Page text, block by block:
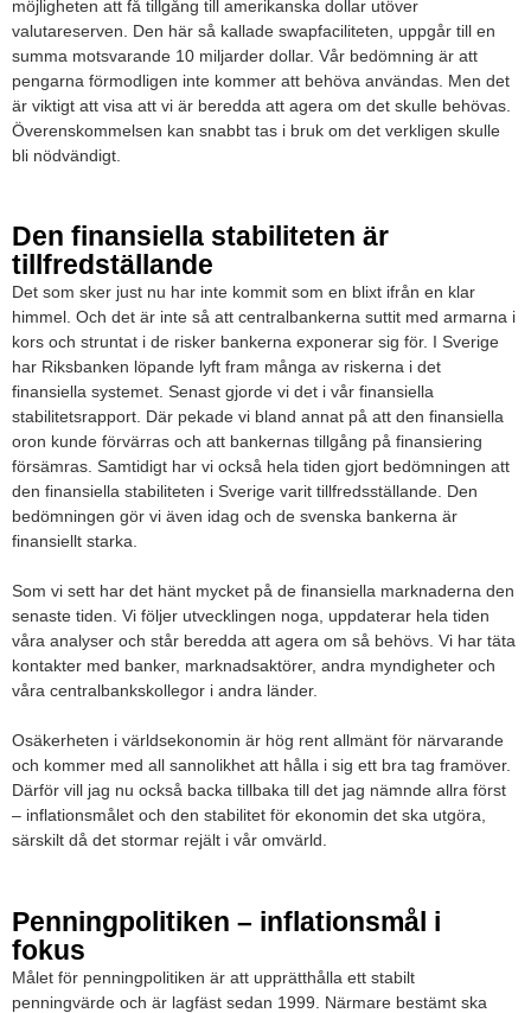
möjligheten att få tillgång till amerikanska dollar utöver
valutareserven. Den här så kallade swapfaciliteten, uppgår till en
summa motsvarande 10 miljarder dollar. Vår bedömning är att
pengarna förmodligen inte kommer att behöva användas. Men det
är viktigt att visa att vi är beredda att agera om det skulle behövas.
Överenskommelsen kan snabbt tas i bruk om det verkligen skulle
bli nödvändigt.
Den finansiella stabiliteten är
tillfredställande
Det som sker just nu har inte kommit som en blixt ifrån en klar
himmel. Och det är inte så att centralbankerna suttit med armarna i
kors och struntat i de risker bankerna exponerar sig för. I Sverige
har Riksbanken löpande lyft fram många av riskerna i det
finansiella systemet. Senast gjorde vi det i vår finansiella
stabilitetsrapport. Där pekade vi bland annat på att den finansiella
oron kunde förvärras och att bankernas tillgång på finansiering
försämras. Samtidigt har vi också hela tiden gjort bedömningen att
den finansiella stabiliteten i Sverige varit tillfredsställande. Den
bedömningen gör vi även idag och de svenska bankerna är
finansiellt starka.
Som vi sett har det hänt mycket på de finansiella marknaderna den
senaste tiden. Vi följer utvecklingen noga, uppdaterar hela tiden
våra analyser och står beredda att agera om så behövs. Vi har täta
kontakter med banker, marknadsaktörer, andra myndigheter och
våra centralbankskollegor i andra länder.
Osäkerheten i världsekonomin är hög rent allmänt för närvarande
och kommer med all sannolikhet att hålla i sig ett bra tag framöver.
Därför vill jag nu också backa tillbaka till det jag nämnde allra först
– inflationsmålet och den stabilitet för ekonomin det ska utgöra,
särskilt då det stormar rejält i vår omvärld.
Penningpolitiken – inflationsmål i
fokus
Målet för penningpolitiken är att upprätthålla ett stabilt
penningvärde och är lagfäst sedan 1999. Närmare bestämt ska